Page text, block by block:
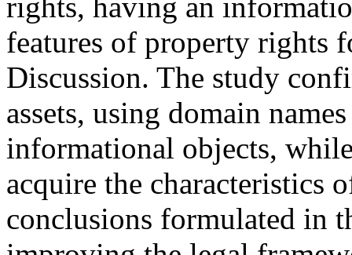
rights, having an
features of property rights
Discussion. The study
assets, using domain
informational objects,
acquire the characteristics
conclusions formulated in